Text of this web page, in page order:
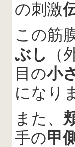
の刺激
この筋
ぶし
（
目の小
になり
また、
手の甲